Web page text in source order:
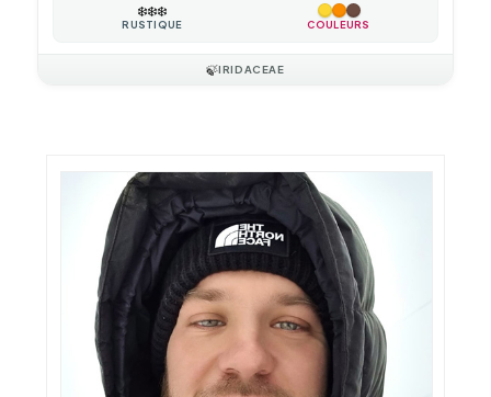
❄️❄️❄️
RUSTIQUE COULEURS
🍃IRIDACEAE